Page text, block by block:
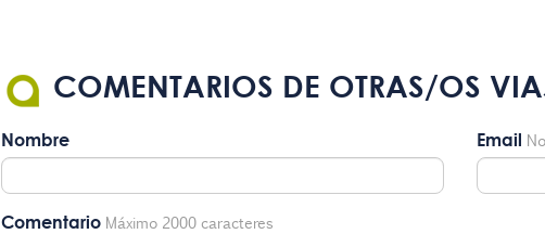
COMENTARIOS DE OTRAS/OS
Nombre Email
Comentario Máximo 2000 caracteres